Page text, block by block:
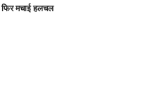
फिर मचाई हलचल